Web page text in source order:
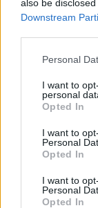
also be
Downstream
Personal
I want to
personal
Opted In
I want to
Personal
Opted In
I want to
Personal
Opted In
Leia também:
bater
CES
Mercedes-Benz